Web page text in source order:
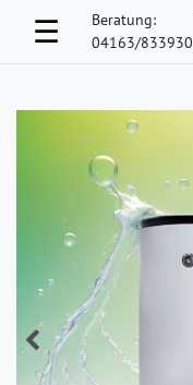
☰
Beratung:
04163/833930